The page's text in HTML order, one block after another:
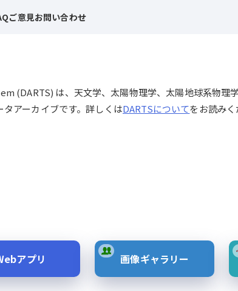
ご意見お問い合わせ
(DARTS) は、天文学、太陽物理学、太陽地球系物理
アーカイブです。詳しくはDARTSについてをお読みく
アプリ 画像ギャラリー